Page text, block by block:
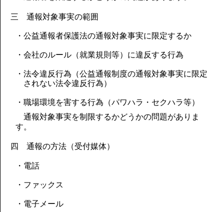
三 通報対象事実の範囲
・公益通報者保護法の通報対象事実に限定するか
・会社のルール（就業規則等）に違反する行為
・法令違反行為（公益通報制度の通報対象事実に限定
されない法令違反行為）
・職場環境を害する行為（パワハラ・セクハラ等）
通報対象事実を制限するかどうかの問題がありま
す。
四 通報の方法（受付媒体）
・電話
・ファックス
・電子メール